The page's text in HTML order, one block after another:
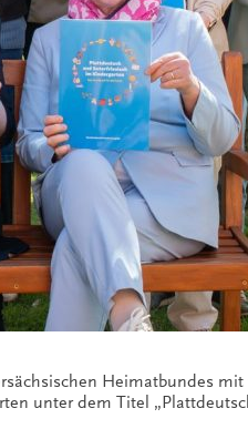
Heimatbundes
unter dem Titel